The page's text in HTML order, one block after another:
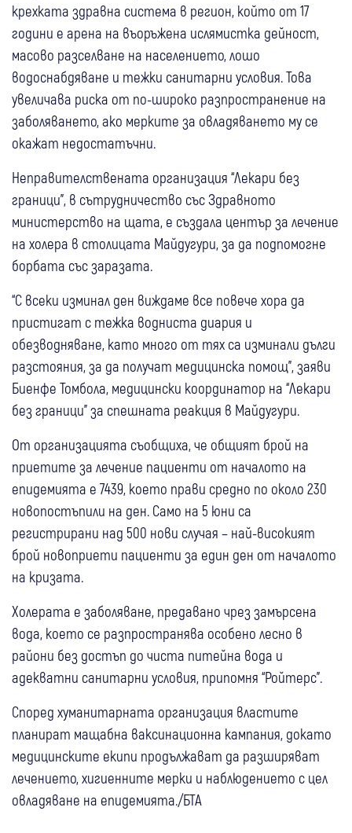
крехката здравна система в регион, който от 17
години е арена на въоръжена ислямистка дейност,
масово разселване на населението, лошо
водоснабдяване и тежки санитарни условия. Това
увеличава риска от по-широко разпространение на
заболяването, ако мерките за овладяването му се
окажат недостатъчни.
Неправителствената организация “Лекари без
граници”, в сътрудничество със Здравното
министерство на щата, е създала център за лечение
на холера в столицата Майдугури, за да подпомогне
борбата със заразата.
“С всеки изминал ден виждаме все повече хора да
пристигат с тежка водниста диария и
обезводняване, като много от тях са изминали дълги
разстояния, за да получат медицинска помощ”, заяви
Биенфе Томбола, медицински координатор на “Лекари
без граници” за спешната реакция в Майдугури.
От организацията съобщиха, че общият брой на
приетите за лечение пациенти от началото на
епидемията е 7439, което прави средно по около 230
новопостъпили на ден. Само на 5 юни са
регистрирани над 500 нови случая – най-високият
брой новоприети пациенти за един ден от началото
на кризата.
Холерата е заболяване, предавано чрез замърсена
вода, което се разпространява особено лесно в
райони без достъп до чиста питейна вода и
адекватни санитарни условия, припомня “Ройтерс”.
Според хуманитарната организация властите
планират мащабна ваксинационна кампания, докато
медицинските екипи продължават да разширяват
лечението, хигиенните мерки и наблюдението с цел
овладяване на епидемията./БТА